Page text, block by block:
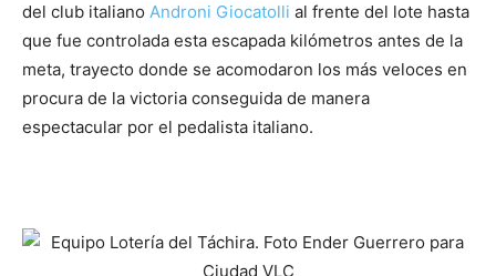
del club italiano Androni Giocatolli al frente del lote hasta
que fue controlada esta escapada kilómetros antes de la
meta, trayecto donde se acomodaron los más veloces en
procura de la victoria conseguida de manera
espectacular por el pedalista italiano.